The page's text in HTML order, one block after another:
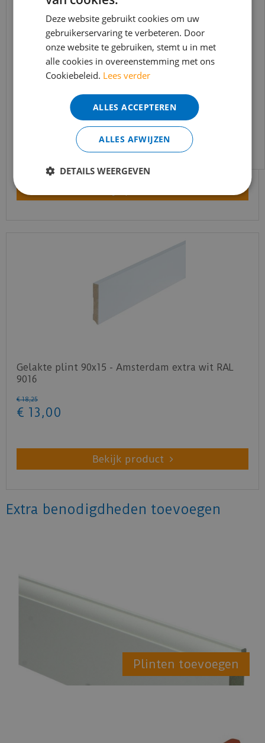
MDF Moderne plint 90x15 voorgelakt RAL9010 -
lengte 240cm
Gelakte plint 90x15 - Amsterdam extra wit RAL
9016
€ 18,25
€ 13 ,00
Bekijk product
Extra benodigdheden toevoegen
Plinten toevoegen
In verband met de vakantie periode zijn wij
t/m 14 augustus telefonisch helaas niet
bereikbaar.
Bestelling worden uiteraard verwerkt
echter iets minder snel dan wat je van ons
gewend bent.
Voor vragen kan je ons bereiken via
info@merkvloerenwinkel.nl
Deze website gebruikt cookies om uw
gebruikerservaring te verbeteren. Door
onze website te gebruiken, stemt u in met
alle cookies in overeenstemming met ons
Cookiebeleid. Lees verder
ALLES ACCEPTEREN
ALLES AFWIJZEN
DETAILS WEERGEVEN